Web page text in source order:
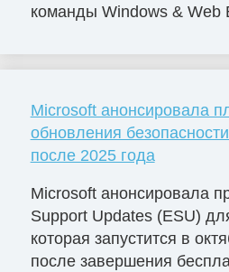
команды Windows & Web
Microsoft анонсировала
обновления
после 2025 года
Microsoft анонсировала
Support Updates (ESU)
которая запустится в
после завершения